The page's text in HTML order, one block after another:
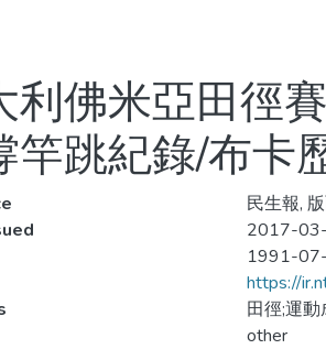
利佛米亞田徑
竿跳紀錄/布卡
民生報,
2017-
1991-
https://
田徑;運
other